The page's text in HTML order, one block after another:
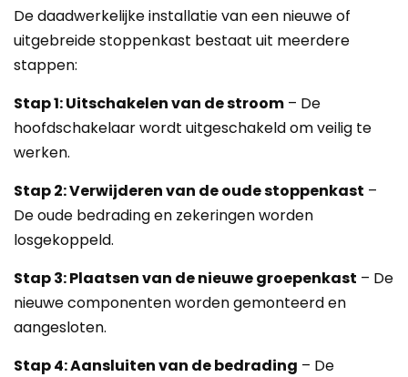
De daadwerkelijke installatie van een nieuwe of
uitgebreide stoppenkast bestaat uit meerdere
stappen:
Stap 1: Uitschakelen van de stroom – De
hoofdschakelaar wordt uitgeschakeld om veilig te
werken.
Stap 2: Verwijderen van de oude stoppenkast –
De oude bedrading en zekeringen worden
losgekoppeld.
Stap 3: Plaatsen van de nieuwe groepenkast – De
nieuwe componenten worden gemonteerd en
aangesloten.
Stap 4: Aansluiten van de bedrading – De